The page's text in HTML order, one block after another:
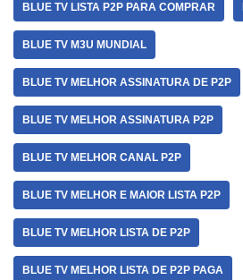
BLUE TV LISTA P2P PARA COMPRAR
BLUE TV M3U MUNDIAL
BLUE TV MELHOR ASSINATURA DE P2P
BLUE TV MELHOR ASSINATURA P2P
BLUE TV MELHOR CANAL P2P
BLUE TV MELHOR E MAIOR LISTA P2P
BLUE TV MELHOR LISTA DE P2P
BLUE TV MELHOR LISTA DE P2P PAGA